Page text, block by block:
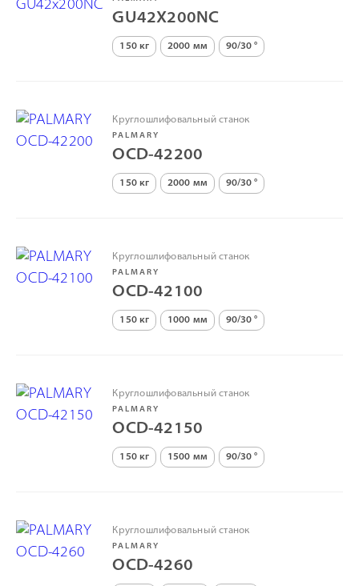
GU42X200NC
150 кг 2000 мм 90/30 °
Круглошлифовальный станок
PALMARY
OCD-42200
150 кг 2000 мм 90/30 °
Круглошлифовальный станок
PALMARY
OCD-42100
150 кг 1000 мм 90/30 °
Круглошлифовальный станок
PALMARY
OCD-42150
150 кг 1500 мм 90/30 °
Круглошлифовальный станок
PALMARY
OCD-4260